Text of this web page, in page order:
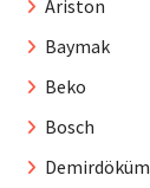
Ariston
Baymak
Beko
Bosch
Demirdöküm